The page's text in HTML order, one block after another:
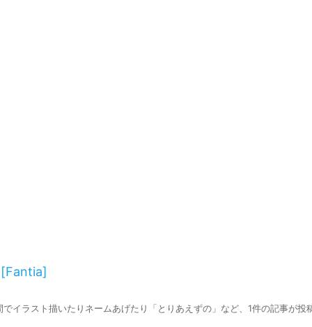
[Fantia]
イラスト描いたりネームあげたり「とりあえずの」など、1件の記事が投